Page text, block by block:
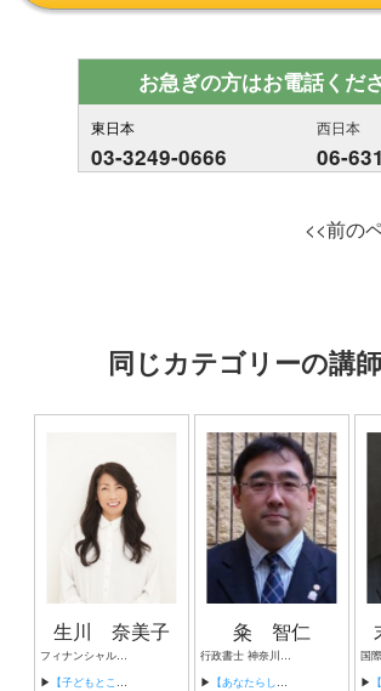
お急ぎの方はお電話くだ
東日本
03-3249-0666
西日本
06-
<<前の
同じカテゴリーの講
生川 奈美子
フィナンシャル・プランナー（CFP®認定者） 株式会社アスト 代表取締役
▶ 【子どもとこづかいのよい関係とは？～金銭教育の方法について～】
粂 智仁
行政書士 神奈川県行政書士会 理事・総務部長 一般社団法人コスモス成年後見サポートセンター 業務執行理事・研修相談委員長
▶ 【あなたらしい成年後見を考える】
▶